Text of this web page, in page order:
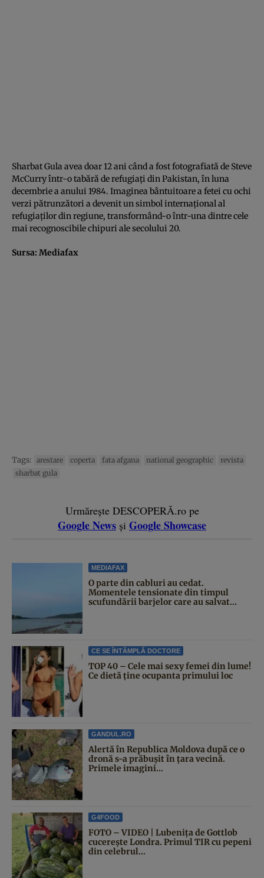
Sharbat Gula avea doar 12 ani când a fost fotografiată de Steve
McCurry într-o tabără de refugiaţi din Pakistan, în luna
decembrie a anului 1984. Imaginea bântuitoare a fetei cu ochi
verzi pătrunzători a devenit un simbol internaţional al
refugiaţilor din regiune, transformând-o într-una dintre cele
mai recognoscibile chipuri ale secolului 20.
Sursa: Mediafax
Tags: arestare coperta fata afgana national geographic
revista
sharbat gula
Urmărește DESCOPERĂ.ro pe
Google News și Google Showcase
MEDIAFAX
O parte din cabluri au cedat.
Momentele tensionate din timpul
scufundării barjelor care au salvat...
CE SE ÎNTÂMPLĂ DOCTORE
TOP 40 – Cele mai sexy femei din lume!
Ce dietă ține ocupanta primului loc
GANDUL.RO
Alertă în Republica Moldova după ce o
dronă s-a prăbușit în țara vecină.
Primele imagini...
G4FOOD
FOTO – VIDEO | Lubenița de Gottlob
cucerește Londra. Primul TIR cu pepeni
din celebrul...